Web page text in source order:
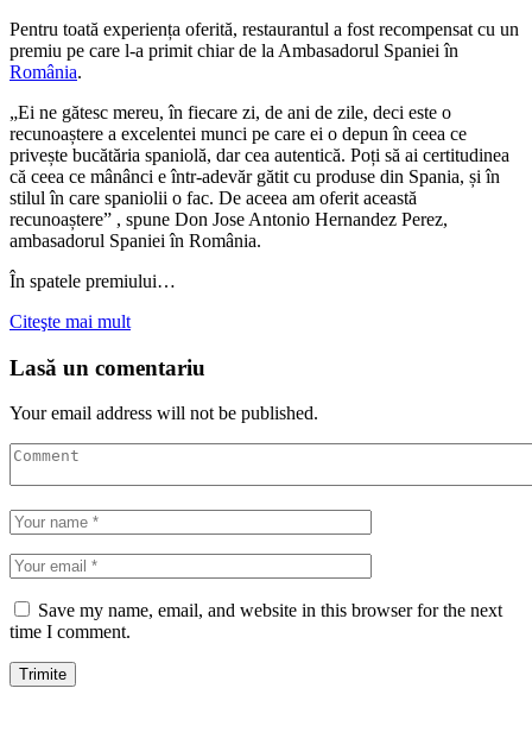
Pentru toată experiența oferită, restaurantul a fost recompensat cu un
premiu pe care l-a primit chiar de la Ambasadorul Spaniei în
România.
„Ei ne gătesc mereu, în fiecare zi, de ani de zile, deci este o
recunoaștere a excelentei munci pe care ei o depun în ceea ce
privește bucătăria spaniolă, dar cea autentică. Poți să ai certitudinea
că ceea ce mânânci e într-adevăr gătit cu produse din Spania, și în
stilul în care spaniolii o fac. De aceea am oferit această
recunoaștere” , spune Don Jose Antonio Hernandez Perez,
ambasadorul Spaniei în România.
În spatele premiului…
Citeşte mai mult
Lasă un comentariu
Your email address will not be published.
Save my name, email, and website in this browser for the next
time I comment.